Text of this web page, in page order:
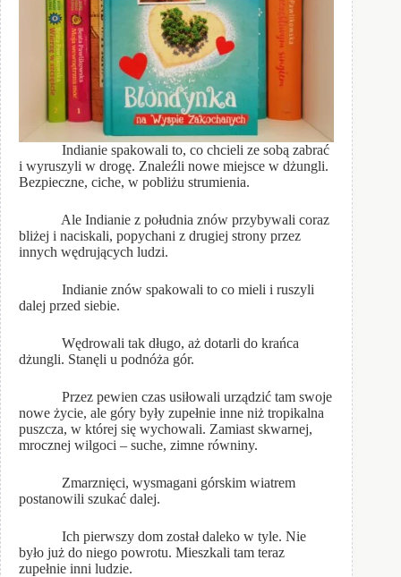
Indianie spakowali to, co chcieli ze sobą zabrać
i wyruszyli w drogę. Znaleźli nowe miejsce w dżungli.
Bezpieczne, ciche, w pobliżu strumienia.
Ale Indianie z południa znów przybywali coraz
bliżej i naciskali, popychani z drugiej strony przez
innych wędrujących ludzi.
Indianie znów spakowali to co mieli i ruszyli
dalej przed siebie.
Wędrowali tak długo, aż dotarli do krańca
dżungli. Stanęli u podnóża gór.
Przez pewien czas usiłowali urządzić tam swoje
nowe życie, ale góry były zupełnie inne niż tropikalna
puszcza, w której się wychowali. Zamiast skwarnej,
mrocznej wilgoci – suche, zimne równiny.
Zmarznięci, wysmagani górskim wiatrem
postanowili szukać dalej.
Ich pierwszy dom został daleko w tyle. Nie
było już do niego powrotu. Mieszkali tam teraz
zupełnie inni ludzie.